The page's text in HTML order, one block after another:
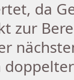
da
zur